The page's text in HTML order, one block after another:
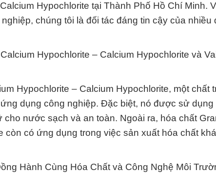
Hypochlorite tại Thành Phố Hồ Chí Minh.
chúng tôi là đối tác đáng tin cậy của nhiều
Hypochlorite – Calcium Hypochlorite và
Hypochlorite – Calcium Hypochlorite, một chất
dụng công nghiệp. Đặc biệt, nó được sử
nước sạch và an toàn. Ngoài ra, hóa chất
còn có ứng dụng trong việc sản xuất hóa chất
Hành Cùng Hóa Chất và Công Nghệ Môi